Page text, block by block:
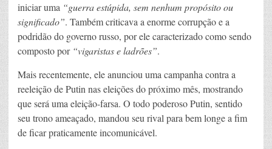
iniciar uma “guerra estúpida, sem nenhum propósito ou
significado”. Também criticava a enorme corrupção e a
podridão do governo russo, por ele caracterizado como sendo
composto por “vigaristas e ladrões”.
Mais recentemente, ele anunciou uma campanha contra a
reeleição de Putin nas eleições do próximo mês, mostrando
que será uma eleição-farsa. O todo poderoso Putin, sentido
seu trono ameaçado, mandou seu rival para bem longe a fim
de ficar praticamente incomunicável.